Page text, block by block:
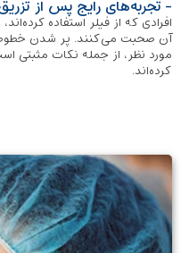
- تجربه‌های رایج پس از
افرادی که از فیلر استفاده
آن صحبت می‌کنند. پر شدن
مورد نظر، از جمله نکات مثبتی
کرده‌اند.